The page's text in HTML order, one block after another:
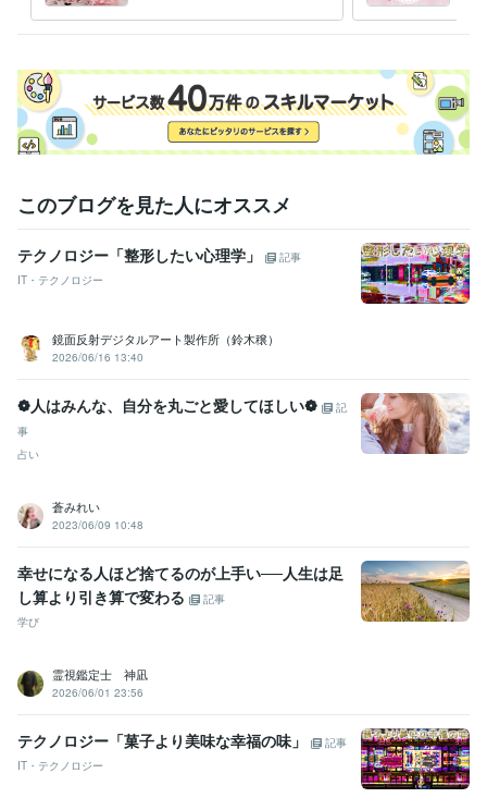
このブログを見た人にオススメ
テクノロジー「整形したい心理学」
記事
IT・テクノロジー
鏡面反射デジタルアート製作所（鈴木穣）
2026/06/16 13:40
❁人はみんな、自分を丸ごと愛してほしい❁
記
事
占い
蒼みれい
2023/06/09 10:48
幸せになる人ほど捨てるのが上手い──人生は足
し算より引き算で変わる
記事
学び
霊視鑑定士 神凪
2026/06/01 23:56
テクノロジー「菓子より美味な幸福の味」
記事
IT・テクノロジー